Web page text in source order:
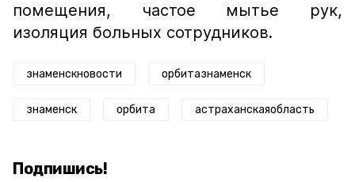
помещения, частое мытье рук,
изоляция больных сотрудников.
знаменскновости орбитазнаменск
знаменск орбита астраханскаяобласть
Подпишись!